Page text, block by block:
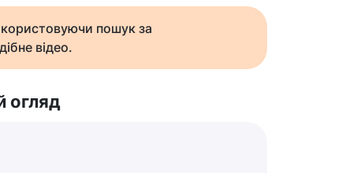
пошук за
відео.
огляд